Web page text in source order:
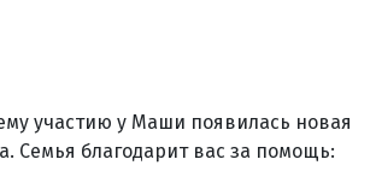
участию у Маши появилась новая
Семья благодарит вас за помощь: